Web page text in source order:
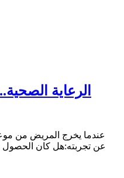
الرعاية
عندما يخرج المريض من
عن تجربته:هل كان الحصول